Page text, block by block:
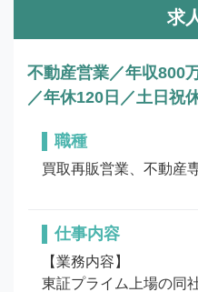
求
不動産営業／年収800
／年休120日／土日祝
職種
買取再販営業、不動産
仕事内容
【業務内容】
東証プライム上場の同